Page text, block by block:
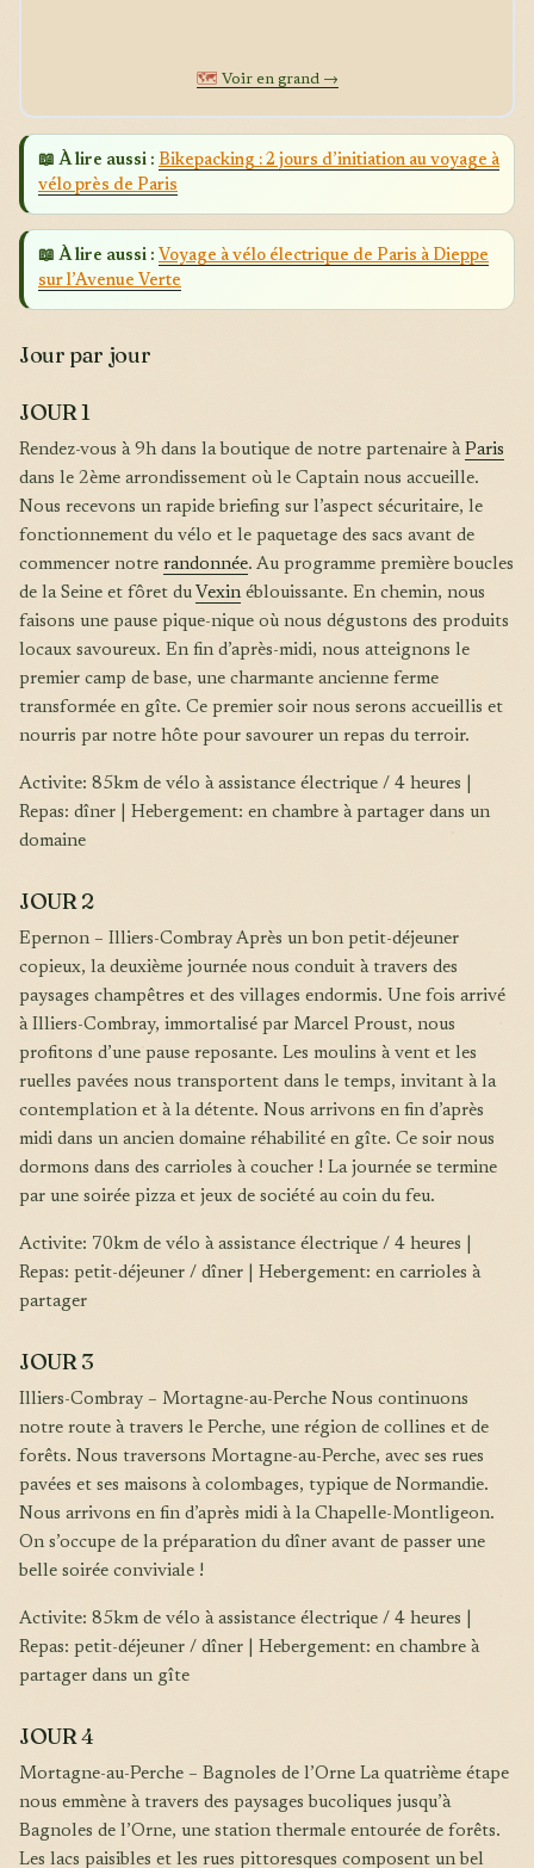
🗺️ Voir en grand →
📖 À lire aussi : Bikepacking : 2 jours d’initiation au voyage à
vélo près de Paris
📖 À lire aussi : Voyage à vélo électrique de Paris à Dieppe
sur l’Avenue Verte
Jour par jour
JOUR 1
Rendez-vous à 9h dans la boutique de notre partenaire à Paris
dans le 2ème arrondissement où le Captain nous accueille.
Nous recevons un rapide briefing sur l’aspect sécuritaire, le
fonctionnement du vélo et le paquetage des sacs avant de
commencer notre randonnée. Au programme première boucles
de la Seine et fôret du Vexinéblouissante. En chemin, nous
faisons une pause pique-nique où nous dégustons des produits
locaux savoureux. En fin d’après-midi, nous atteignons le
premier camp de base, une charmante ancienne ferme
transformée en gîte. Ce premier soir nous serons accueillis et
nourris par notre hôte pour savourer un repas du terroir.
Activite: 85km de vélo à assistance électrique / 4 heures |
Repas: dîner | Hebergement: en chambre à partager dans un
domaine
JOUR 2
Epernon – Illiers-Combray Après un bon petit-déjeuner
copieux, la deuxième journée nous conduit à travers des
paysages champêtres et des villages endormis. Une fois arrivé
à Illiers-Combray, immortalisé par Marcel Proust, nous
profitons d’une pause reposante. Les moulins à vent et les
ruelles pavées nous transportent dans le temps, invitant à la
contemplation et à la détente. Nous arrivons en fin d’après
midi dans un ancien domaine réhabilité en gîte. Ce soir nous
dormons dans des carrioles à coucher ! La journée se termine
par une soirée pizza et jeux de société au coin du feu.
Activite: 70km de vélo à assistance électrique / 4 heures |
Repas: petit-déjeuner / dîner | Hebergement: en carrioles à
partager
JOUR 3
Illiers-Combray – Mortagne-au-Perche Nous continuons
notre route à travers le Perche, une région de collines et de
forêts. Nous traversons Mortagne-au-Perche, avec ses rues
pavées et ses maisons à colombages, typique de Normandie.
Nous arrivons en fin d’après midi à la Chapelle-Montligeon.
On s’occupe de la préparation du dîner avant de passer une
belle soirée conviviale !
Activite: 85km de vélo à assistance électrique / 4 heures |
Repas: petit-déjeuner / dîner | Hebergement: en chambre à
partager dans un gîte
JOUR 4
Mortagne-au-Perche – Bagnoles de l’Orne La quatrième étape
nous emmène à travers des paysages bucoliques jusqu’à
Bagnoles de l’Orne, une station thermale entourée de forêts.
Les lacs paisibles et les rues pittoresques composent un bel